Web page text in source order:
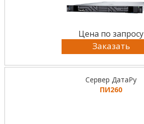
Цена по запросу
Заказать
Сервер ДатаРу
ПИ260